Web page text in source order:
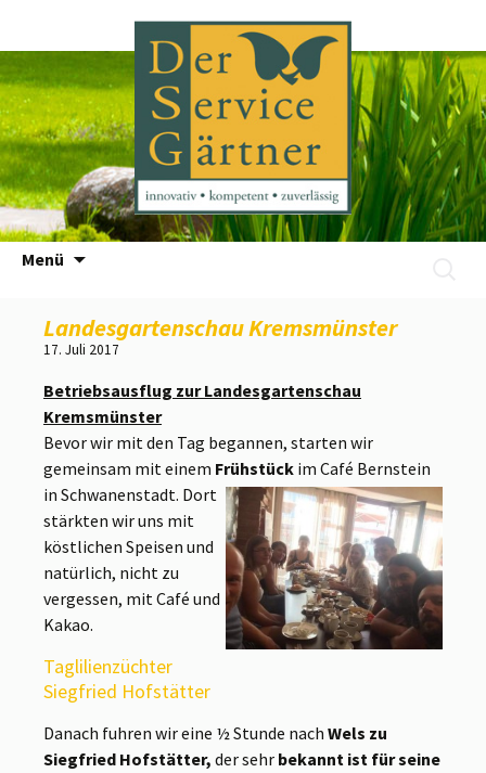
Menü
Zum
Landesgartenschau Kremsmünster
17. Juli 2017
Betriebsausflug zur Landesgartenschau
Kremsmünster
Bevor wir mit den Tag begannen, starten wir
gemeinsam mit einem Frühstück im Café Bernstein
in Schwanenstadt. Dort
stärkten wir uns mit
köstlichen Speisen und
natürlich, nicht zu
vergessen, mit Café und
Kakao.
Taglilienzüchter
Siegfried Hofstätter
Danach fuhren wir eine ½ Stunde nach Wels zu
Siegfried Hofstätter, der sehr bekannt ist für seine